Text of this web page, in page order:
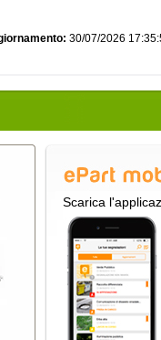
30/07/2026
Scarica